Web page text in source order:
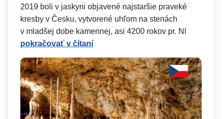
2019 boli v jaskyni objavené najstaršie praveké
kresby v Česku, vytvorené uhľom na stenách
v mladšej dobe kamennej, asi 4200 rokov pr. Nl
pokračovať v čítaní